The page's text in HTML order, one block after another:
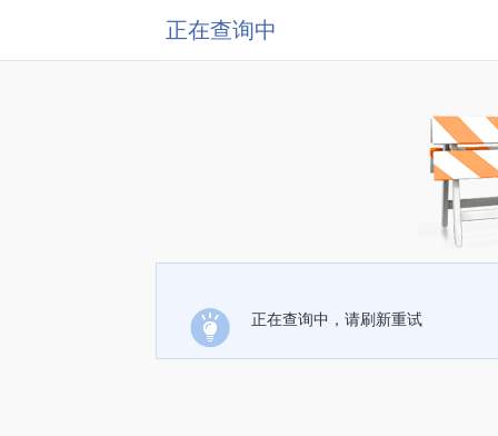
正在查询中
正在查询中，请刷新重试